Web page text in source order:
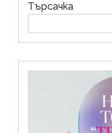
Търсачка